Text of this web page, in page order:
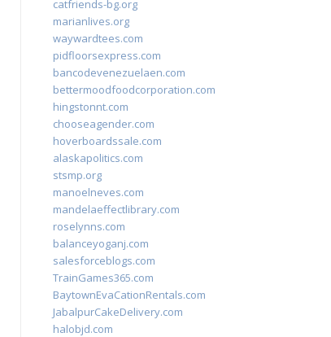
catfriends-bg.org
marianlives.org
waywardtees.com
pidfloorsexpress.com
bancodevenezuelaen.com
bettermoodfoodcorporation.com
hingstonnt.com
chooseagender.com
hoverboardssale.com
alaskapolitics.com
stsmp.org
manoelneves.com
mandelaeffectlibrary.com
roselynns.com
balanceyoganj.com
salesforceblogs.com
TrainGames365.com
BaytownEvaCationRentals.com
JabalpurCakeDelivery.com
halobjd.com